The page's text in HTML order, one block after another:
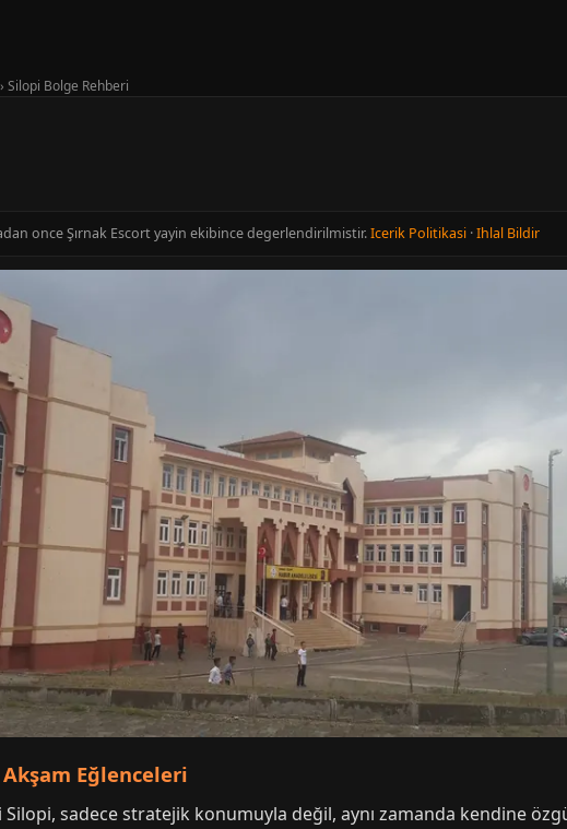
› Silopi Bolge Rehberi
once Şırnak Escort yayin ekibince degerlendirilmistir.Icerik Politikasi ·Ihlal Bildir
Eğlenceleri
sadece stratejik konumuyla değil, aynı zamanda kendine